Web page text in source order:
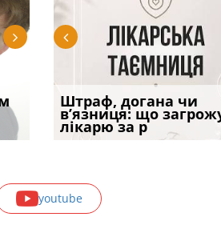
Чоловік помер, але
позика залишилася: як
фраза «на
Переоформлення
відстрочки за іншою
підставою: нов
Штраф, догана чи
в’язниця: що
лікарю за р
При зарахуванні в
покарання днів
тримання пі
youtube